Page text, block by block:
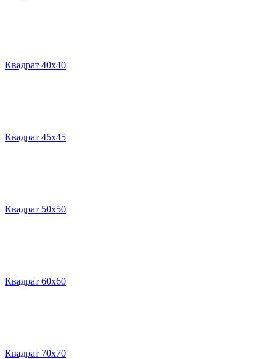
Квадрат 40х40
Квадрат 45х45
Квадрат 50х50
Квадрат 60х60
Квадрат 70х70